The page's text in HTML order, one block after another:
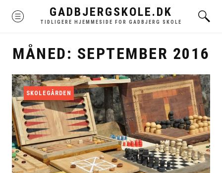
MENU GADBJERGSKOLE.DK
TIDLIGERE HJEMMESIDE FOR GADBJERG SKOLE
MÅNED: SEPTEMBER 2016
SKOLEGÅRDEN